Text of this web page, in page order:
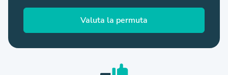
Valuta la permuta